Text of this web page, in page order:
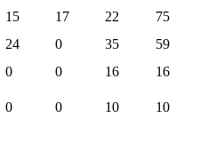
15 17 22
75
24 0 35
59
0 0 16 16
0 0 10 10